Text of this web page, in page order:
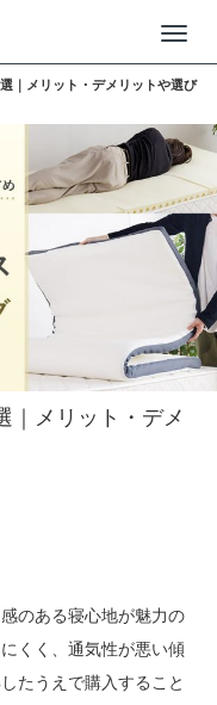
o
g
l
e
n
i
g
a
｜メリット・デメリットや選び
｜メリット・デメ
のある寝心地が魅力の
くく、通気性が悪い傾
たうえで購入すること